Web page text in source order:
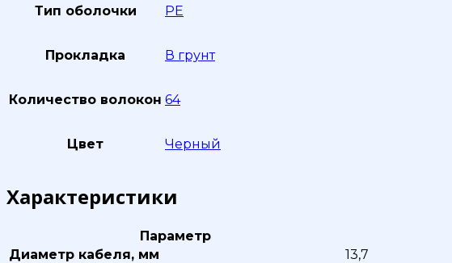
Тип оболочки PE
Прокладка В грунт
Количество волокон 64
Цвет Черный
Характеристики
Параметр
Диаметр кабеля, мм
13,7